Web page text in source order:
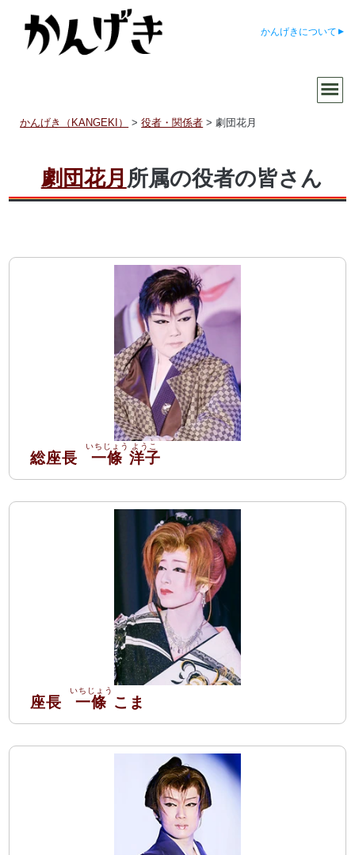
かんげきについて
かんげき（KANGEKI） >役者・関係者 >劇団花月
劇団花月 所属の役者の皆さん
総座長 一條 洋子
座長 一條 こま